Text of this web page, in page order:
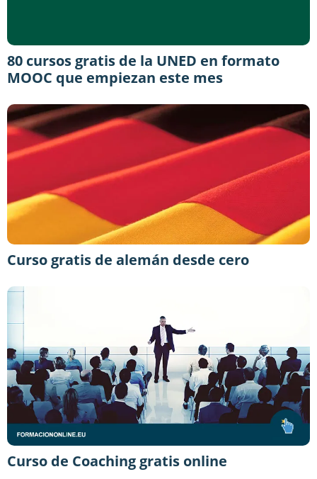
80 cursos gratis de la UNED en formato
MOOC que empiezan este mes
Curso gratis de alemán desde cero
Curso de Coaching gratis online